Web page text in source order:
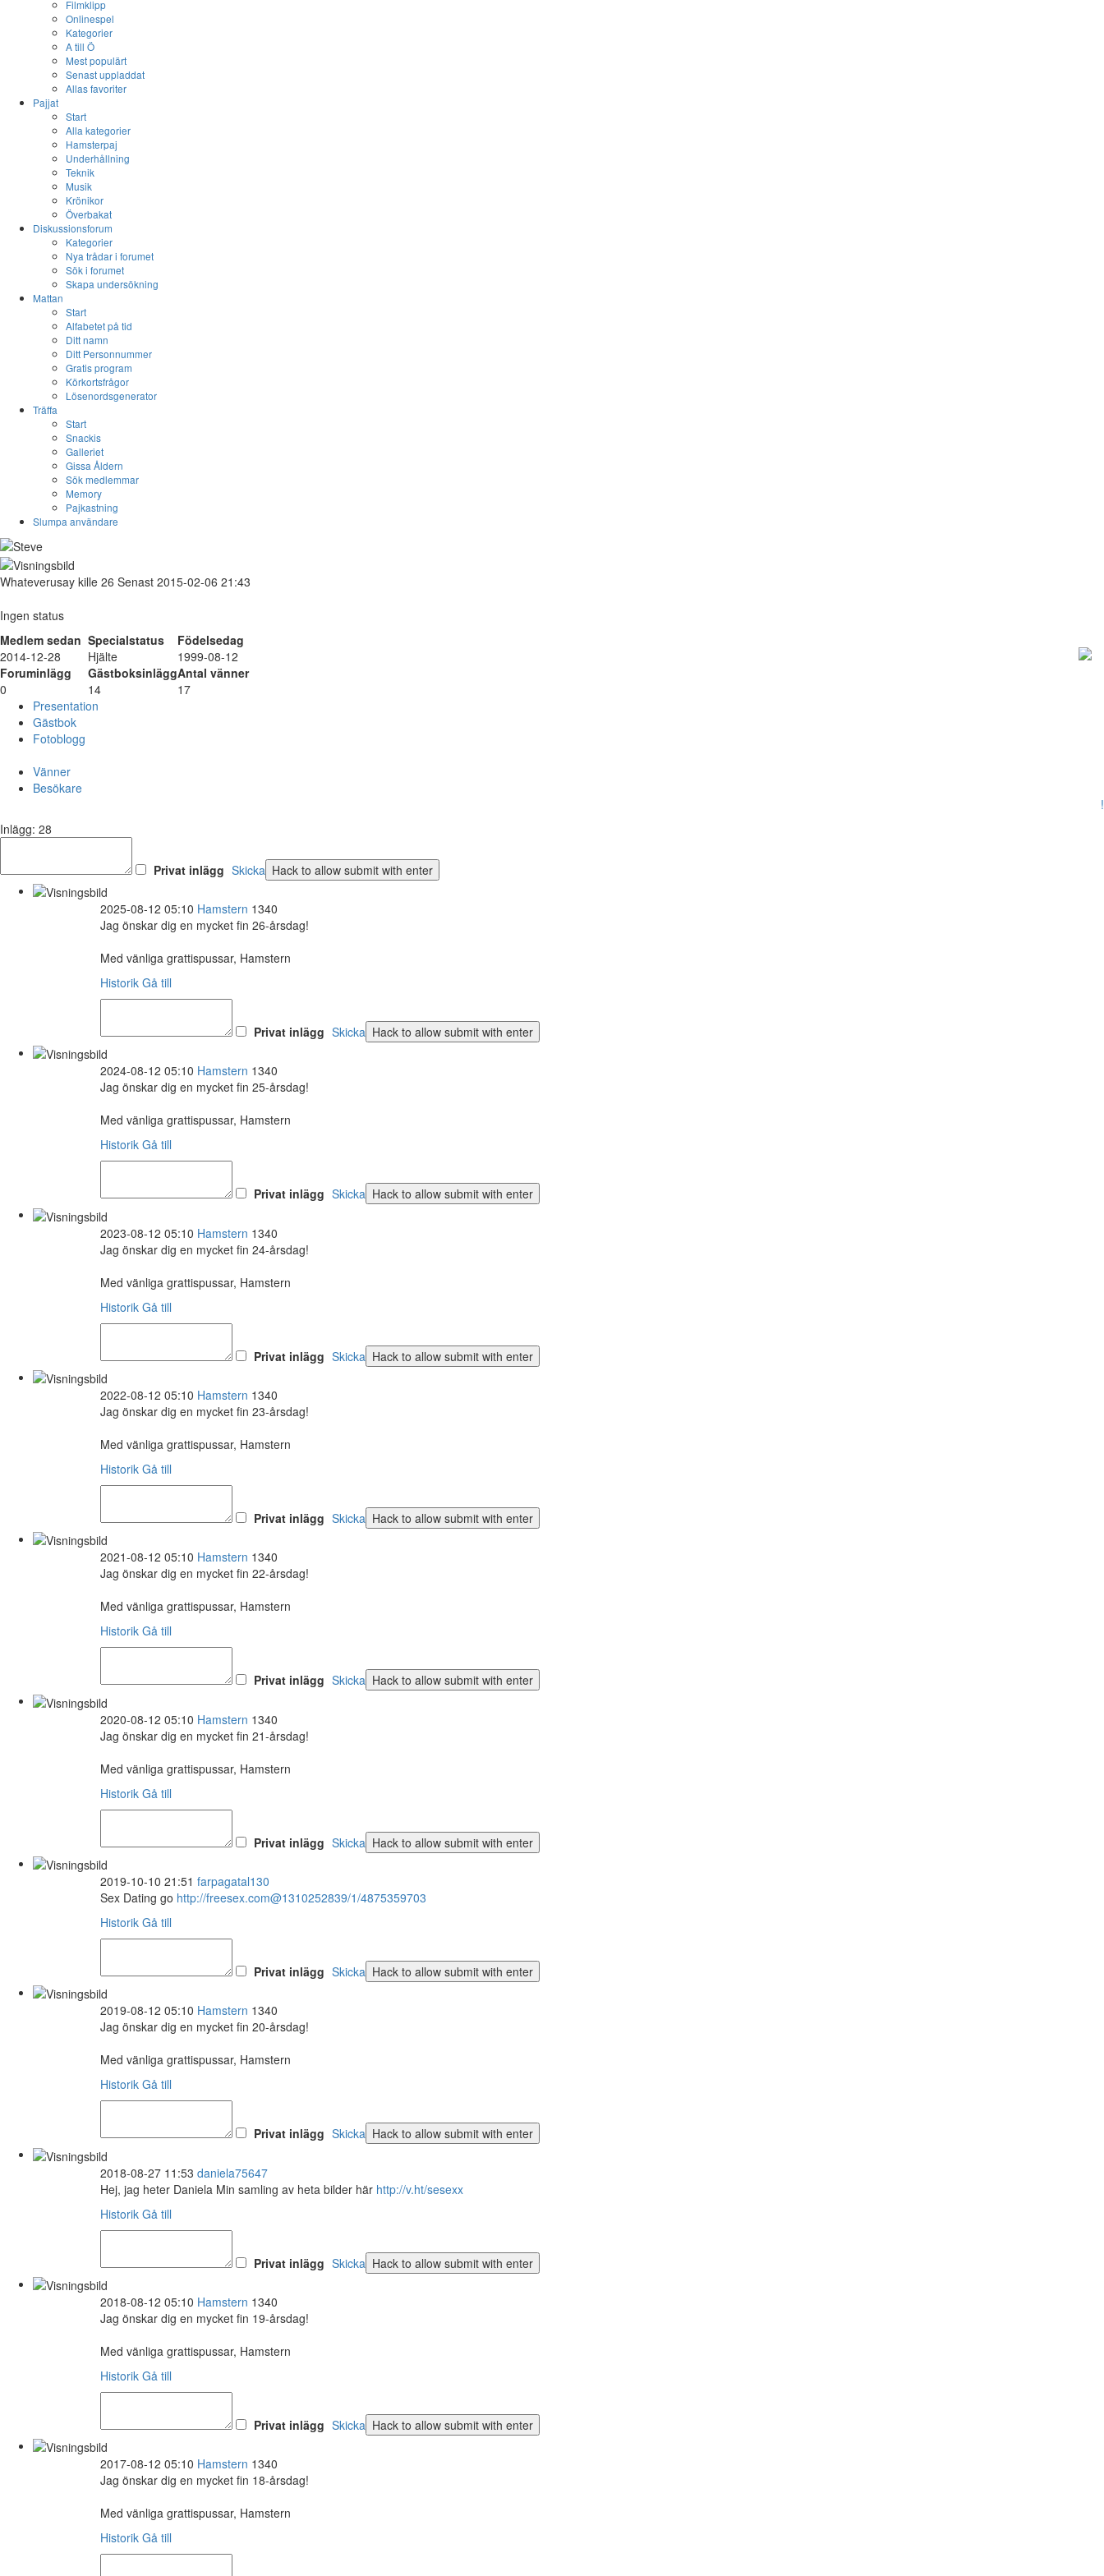
Filmklipp
Onlinespel
Kategorier
A till Ö
Mest populärt
Senast uppladdat
Allas favoriter
Pajjat
Start
Alla kategorier
Hamsterpaj
Underhållning
Teknik
Musik
Krönikor
Överbakat
Diskussionsforum
Kategorier
Nya trådar i forumet
Sök i forumet
Skapa undersökning
Mattan
Start
Alfabetet på tid
Ditt namn
Ditt Personnummer
Gratis program
Körkortsfrågor
Lösenordsgenerator
Träffa
Start
Snackis
Galleriet
Gissa Åldern
Sök medlemmar
Memory
Pajkastning
Slumpa användare
Whateverusay kille 26 Senast 2015-02-06 21:43
Ingen status
Medlem sedan Specialstatus
Födelsedag
2014-12-28
Hjälte
1999-08-12
Foruminlägg
GästboksinläggAntal vänner
0
14
17
Presentation
Gästbok
Fotoblogg
Vänner
Besökare
!
Inlägg: 28
Privat inlägg Skicka
2025-08-12 05:10 Hamstern 1340
Jag önskar dig en mycket fin 26-årsdag!
Med vänliga grattispussar, Hamstern
Historik Gå till
Privat inlägg Skicka
2024-08-12 05:10 Hamstern 1340
Jag önskar dig en mycket fin 25-årsdag!
Med vänliga grattispussar, Hamstern
Historik Gå till
Privat inlägg Skicka
2023-08-12 05:10 Hamstern 1340
Jag önskar dig en mycket fin 24-årsdag!
Med vänliga grattispussar, Hamstern
Historik Gå till
Privat inlägg Skicka
2022-08-12 05:10 Hamstern 1340
Jag önskar dig en mycket fin 23-årsdag!
Med vänliga grattispussar, Hamstern
Historik Gå till
Privat inlägg Skicka
2021-08-12 05:10 Hamstern 1340
Jag önskar dig en mycket fin 22-årsdag!
Med vänliga grattispussar, Hamstern
Historik Gå till
Privat inlägg Skicka
2020-08-12 05:10 Hamstern 1340
Jag önskar dig en mycket fin 21-årsdag!
Med vänliga grattispussar, Hamstern
Historik Gå till
Privat inlägg Skicka
2019-10-10 21:51 farpagatal130
Sex Dating go http://freesex.com@1310252839/1/4875359703
Historik Gå till
Privat inlägg Skicka
2019-08-12 05:10 Hamstern 1340
Jag önskar dig en mycket fin 20-årsdag!
Med vänliga grattispussar, Hamstern
Historik Gå till
Privat inlägg Skicka
2018-08-27 11:53 daniela75647
Hej, jag heter Daniela Min samling av heta bilder här http://v.ht/sesexx
Historik Gå till
Privat inlägg Skicka
2018-08-12 05:10 Hamstern 1340
Jag önskar dig en mycket fin 19-årsdag!
Med vänliga grattispussar, Hamstern
Historik Gå till
Privat inlägg Skicka
2017-08-12 05:10 Hamstern 1340
Jag önskar dig en mycket fin 18-årsdag!
Med vänliga grattispussar, Hamstern
Historik Gå till